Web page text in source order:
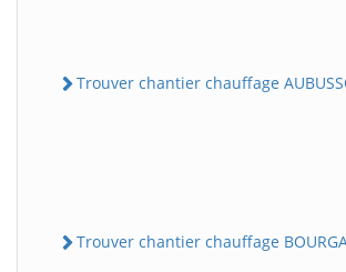
Trouver chantier chauffage
Trouver chantier chauffage